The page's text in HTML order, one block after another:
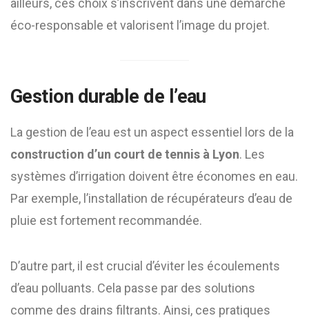
ailleurs, ces choix s’inscrivent dans une démarche
éco-responsable et valorisent l’image du projet.
Gestion durable de l’eau
La gestion de l’eau est un aspect essentiel lors de la
construction d’un court de tennis à Lyon. Les
systèmes d’irrigation doivent être économes en eau.
Par exemple, l’installation de récupérateurs d’eau de
pluie est fortement recommandée.
D’autre part, il est crucial d’éviter les écoulements
d’eau polluants. Cela passe par des solutions
comme des drains filtrants. Ainsi, ces pratiques